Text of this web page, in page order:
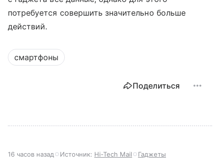
потребуется совершить значительно больше
действий.
смартфоны
Поделиться
16 часов назад Источник: Hi-Tech Mail Гаджеты